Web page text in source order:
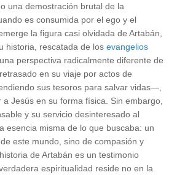
una demostración brutal de la
es consumida por el ego y el
la figura casi olvidada de Artabán,
historia, rescatada de los evangelios
una perspectiva radicalmente diferente de
en su viaje por actos de
sus tesoros para salvar vidas—,
Jesús en su forma física. Sin embargo,
y su servicio desinteresado al
esencia misma de lo que buscaba: un
este mundo, sino de compasión y
de Artabán es un testimonio
espiritualidad reside no en la